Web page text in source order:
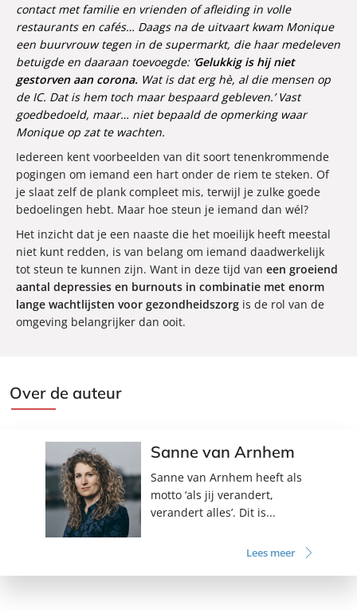
contact met familie en vrienden of afleiding in volle
restaurants en cafés… Daags na de uitvaart kwam Monique
een buurvrouw tegen in de supermarkt, die haar medeleven
betuigde en daaraan toevoegde: ‘ Gelukkig is hij niet
gestorven aan corona. Wat is dat erg hè, al die mensen op
de IC. Dat is hem toch maar bespaard gebleven.’ Vast
goedbedoeld, maar… niet bepaald de opmerking waar
Monique op zat te wachten.
Iedereen kent voorbeelden van dit soort tenenkrommende
pogingen om iemand een hart onder de riem te steken. Of
je slaat zelf de plank compleet mis, terwijl je zulke goede
bedoelingen hebt. Maar hoe steun je iemand dan wél?
Het inzicht dat je een naaste die het moeilijk heeft meestal
niet kunt redden, is van belang om iemand daadwerkelijk
tot steun te kunnen zijn. Want in deze tijd van een groeiend
aantal depressies en burnouts in combinatie met enorm
lange wachtlijsten voor gezondheidszorg is de rol van de
omgeving belangrijker dan ooit.
Over de auteur
Sanne van Arnhem
Sanne van Arnhem heeft als
motto ‘als jij verandert,
verandert alles’. Dit is...
Lees meer